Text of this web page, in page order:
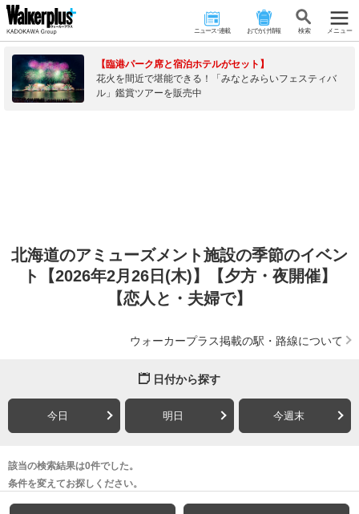
ニュース･連載 おでかけ情報 検 索 メニュー
【臨港パーク席と宿泊ホテルがセット】
花火を間近で堪能できる！「みなとみらいフェスティバ
ル」鑑賞ツアーを販売中
北海道のアミューズメント施設の季節のイベン
ト【2026年2月26日(木)】【夕方・夜開催】
【恋人と・夫婦で】
ウォーカープラス掲載の駅・路線について
日付から探す
今日 明日 今週末
該当の検索結果は0件でした。
条件を変えてお探しください。